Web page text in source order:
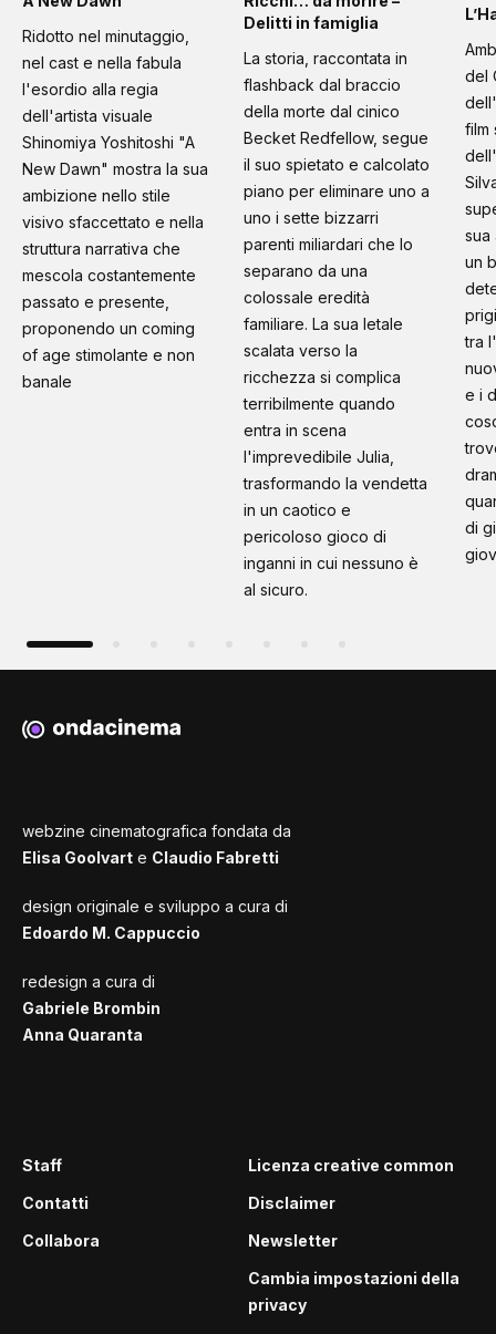
Ridotto nel minutaggio,
nel cast e nella fabula
l'esordio alla regia
dell'artista visuale
Shinomiya Yoshitoshi "A
New Dawn" mostra la sua
ambizione nello stile
visivo sfaccettato e nella
struttura narrativa che
mescola costantemente
passato e presente,
proponendo un coming
of age stimolante e non
banale
Delitti in famiglia
La storia, raccontata in
flashback dal braccio
della morte dal cinico
Becket Redfellow, segue
il suo spietato e calcolato
piano per eliminare uno a
uno i sette bizzarri
parenti miliardari che lo
separano da una
colossale eredità
familiare. La sua letale
scalata verso la
ricchezza si complica
terribilmente quando
entra in scena
l'imprevedibile Julia,
trasformando la vendetta
in un caotico e
pericoloso gioco di
inganni in cui nessuno è
al sicuro.
del
film
sua
un
tra
e i
di
webzine cinematografica fondata da
Elisa Goolvart e Claudio Fabretti
design originale e sviluppo a cura di
Edoardo M. Cappuccio
redesign a cura di
Gabriele Brombin
Anna Quaranta
Staff
Contatti
Collabora
Licenza creative common
Disclaimer
Newsletter
Cambia impostazioni della
privacy